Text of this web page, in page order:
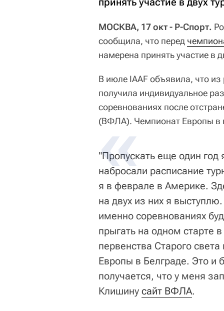
МОСКВА, 17 окт - Р-Спорт.
сообщила, что перед
намерена принять участие в
В июле IAAF объявила, что из
получила индивидуальное
соревнованиях после
(ВФЛА). Чемпионат Европы в
"Пропускать еще один
набросали расписание
я в феврале в Америке.
на двух из них я
именно соревнованиях
прыгать на одном старте
первенства Старого
Европы в Белграде. Это и
получается, что у меня
Клишину сайт ВФЛА.